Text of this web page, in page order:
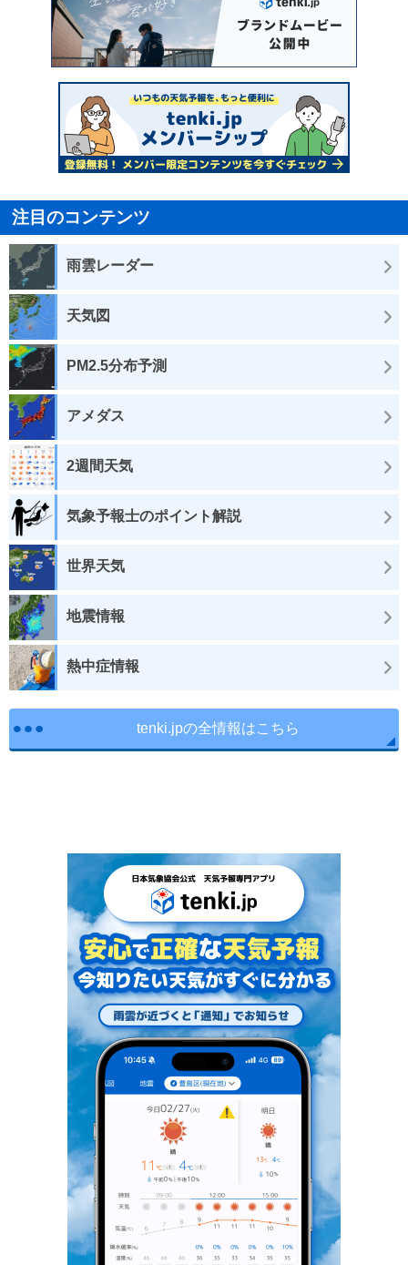
注目のコンテンツ
雨雲レーダー
天気図
PM2.5分布予測
アメダス
2週間天気
気象予報士のポイント解説
世界天気
地震情報
熱中症情報
tenki.jpの全情報はこちら